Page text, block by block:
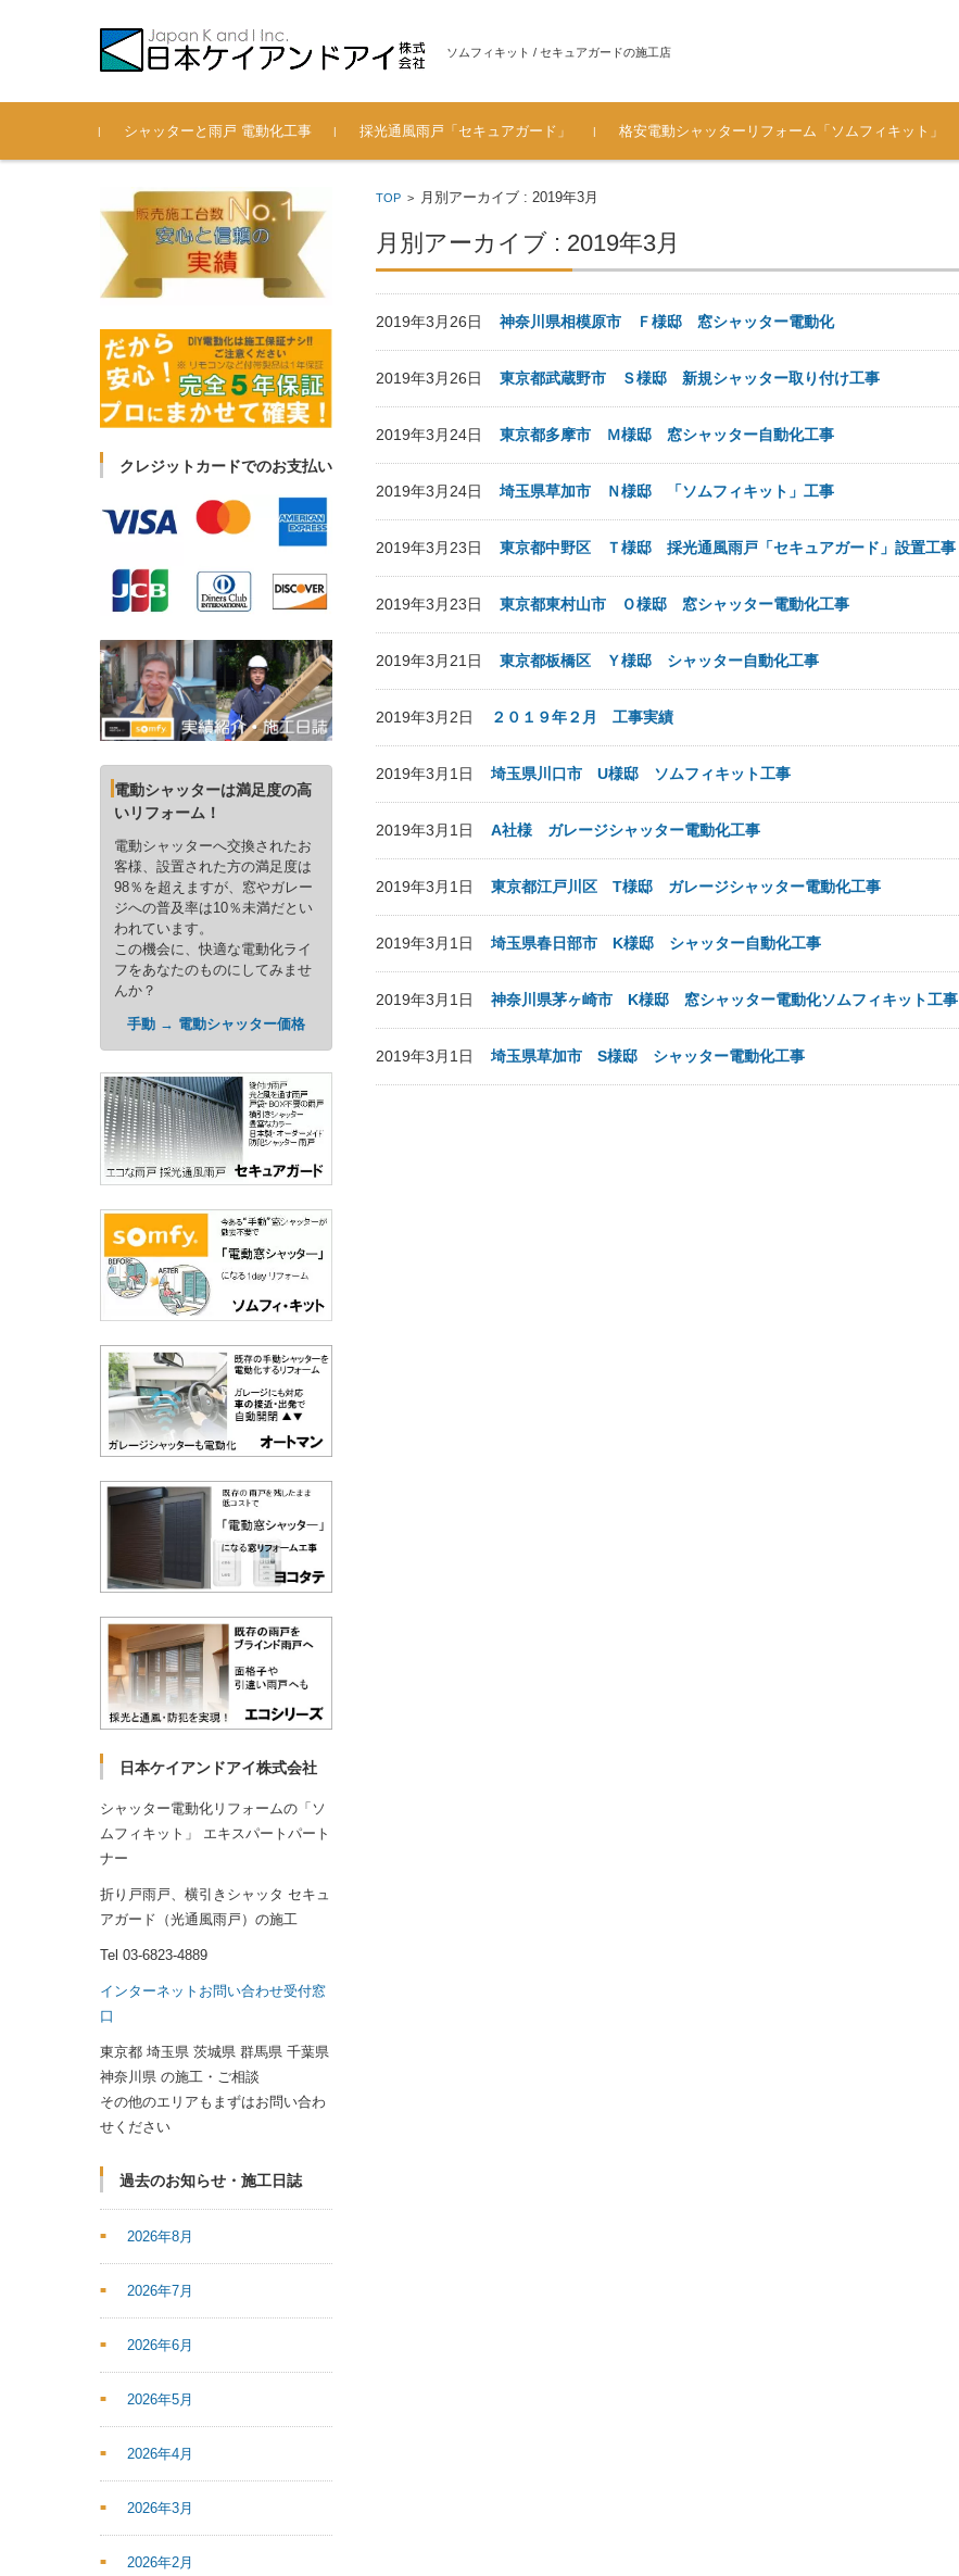
ソムフィキット / セキュアガードの施工店
コンテンツに移動
シャッターと雨戸 電動化工事
戸の工事ブログ
3年～2018年）
採光通風雨戸「セキュアガード」
ード 光通風雨戸）
格安電動シャッターリフォーム「ソムフィキット」
TOP > 月別アーカイブ : 2019年3月
月別アーカイブ : 2019年3月
2019年3月26日神奈川県相模原市 Ｆ様邸 窓シャッター電動化
2019年3月26日東京都武蔵野市 Ｓ様邸 新規シャッター取り付け工事
2019年3月24日東京都多摩市 Ｍ様邸 窓シャッター自動化工事
2019年3月24日埼玉県草加市 Ｎ様邸 「ソムフィキット」工事
2019年3月23日東京都中野区 Ｔ様邸 採光通風雨戸「セキュアガード」設置工事
2019年3月23日東京都東村山市 Ｏ様邸 窓シャッター電動化工事
2019年3月21日東京都板橋区 Ｙ様邸 シャッター自動化工事
2019年3月2日 ２０１９年２月 工事実績
2019年3月1日埼玉県川口市 U様邸 ソムフィキット工事
2019年3月1日A社様 ガレージシャッター電動化工事
2019年3月1日東京都江戸川区 T様邸 ガレージシャッター電動化工事
2019年3月1日埼玉県春日部市 K様邸 シャッター自動化工事
2019年3月1日神奈川県茅ヶ崎市 K様邸 窓シャッター電動化ソムフィキット工事
2019年3月1日埼玉県草加市 S様邸 シャッター電動化工事
クレジットカードでのお支払い
電動シャッターは満足度の高
いリフォーム！
電動シャッターへ交換されたお
客様、設置された方の満足度は
98％を超えますが、窓やガレー
ジへの普及率は10％未満だとい
われています。
この機会に、快適な電動化ライ
フをあなたのものにしてみませ
んか？
手動 → 電動シャッター価格
日本ケイアンドアイ株式会社
シャッター電動化リフォームの「ソ
ムフィキット」 エキスパートパート
ナー
折り戸雨戸、横引きシャッタ セキュ
アガード（光通風雨戸）の施工
Tel 03-6823-4889
インターネットお問い合わせ受付窓
口
東京都 埼玉県 茨城県 群馬県 千葉県
神奈川県 の施工・ご相談
その他のエリアもまずはお問い合わ
せください
過去のお知らせ・施工日誌
2026年8月
2026年7月
2026年6月
2026年5月
2026年4月
2026年3月
2026年2月